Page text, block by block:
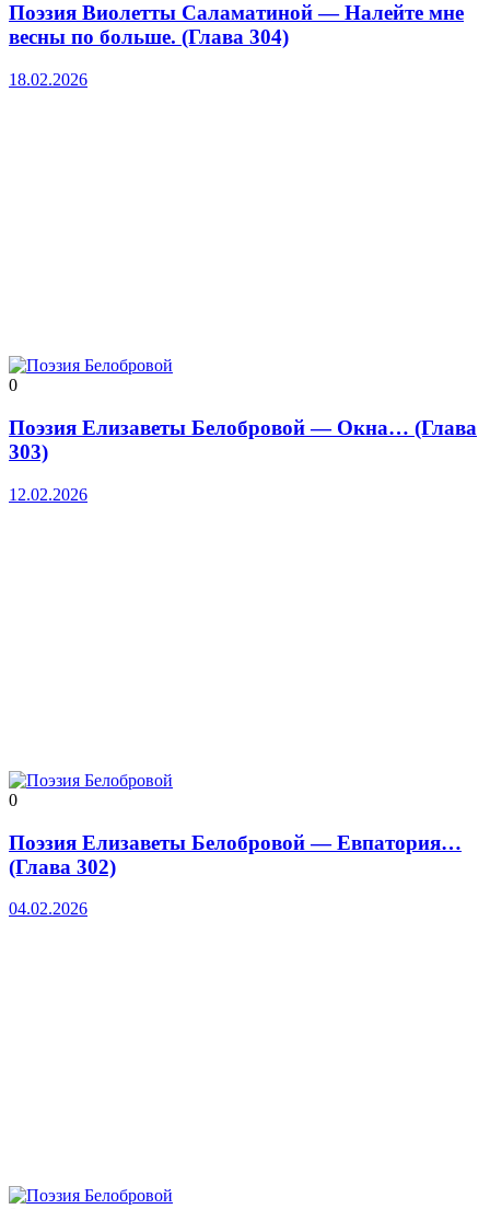
Поэзия Виолетты Саламатиной — Налейте мне
весны по больше. (Глава 304)
18.02.2026
0
Поэзия Елизаветы Белобровой — Окна… (Глава
303)
12.02.2026
0
Поэзия Елизаветы Белобровой — Евпатория…
(Глава 302)
04.02.2026